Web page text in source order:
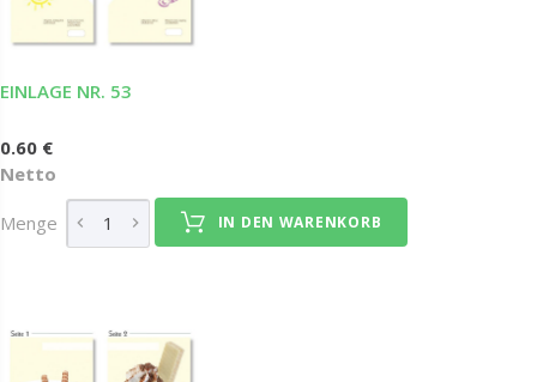
EINLAGE NR. 53
0.60 €
Netto
Menge IN DEN WARENKORB